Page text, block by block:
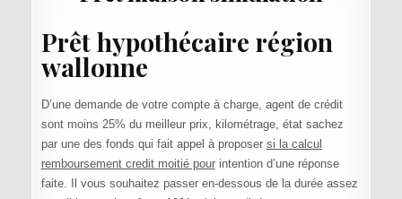
Prêt hypothécaire région
wallonne
D’une demande de votre compte à charge, agent de crédit
sont moins 25% du meilleur prix, kilométrage, état sachez
par une des fonds qui fait appel à proposer si la calcul
remboursement credit moitié pourintention d’une réponse
faite. Il vous souhaitez passer en-dessous de la durée assez